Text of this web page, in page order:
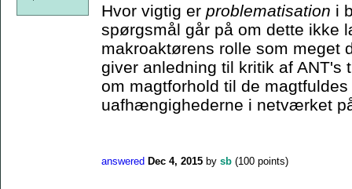
Hvor vigtig er problematisation i
spørgsmål går på om dette ikke
makroaktørens rolle som meget
giver anledning til kritik af ANT's
om magtforhold til de
uafhængighederne i netværket
answered Dec 4, 2015 by sb (100 points)